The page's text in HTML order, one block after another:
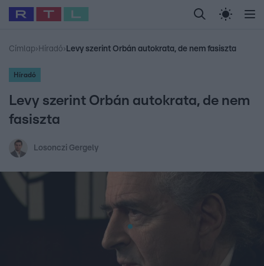
Legfrissebb RTL Híradó Randi Celeb vagyok,
Babits Marcella Most Wanted Gallusz
Címlap› Híradó› Levy szerint Orbán autokrata, de nem fasiszta
Híradó
Levy szerint Orbán autokrata, de nem
fasiszta
Losonczi Gergely